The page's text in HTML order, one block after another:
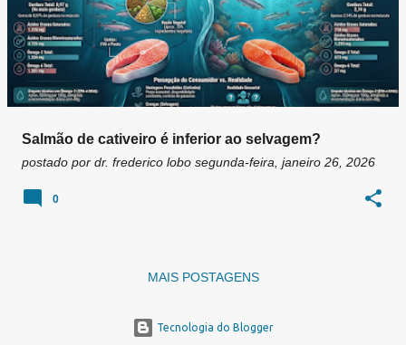
Salmão de cativeiro é inferior ao selvagem?
postado por dr. frederico lobo segunda-feira, janeiro 26, 2026
0
MAIS POSTAGENS
Tecnologia do Blogger